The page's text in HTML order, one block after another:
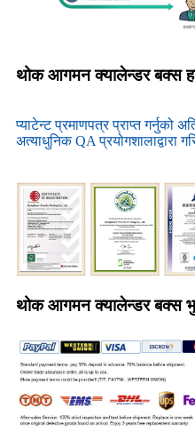
थोक आगमन क्यालेन्डर बक्स
प्याटेन्ट प्रमाणपत्र प्राप्त गर्नुको
अत्याधुनिक QA प्रयोगशालाद्वारा
थोक आगमन क्यालेन्डर बक्स